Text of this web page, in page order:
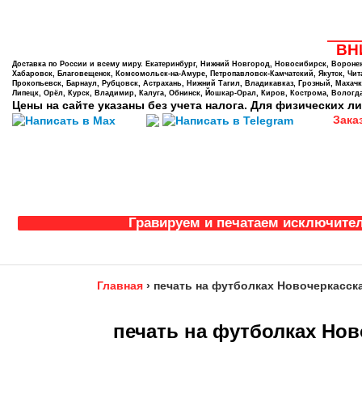
Доставка по России и всему миру. Екатеринбург, Нижний Новгород, Новосибирск,
Хабаровск, Благовещенск, Комсомольск-на-Амуре, Петропавловск-Камчатский, Якутск,
Прокопьевск, Барнаул, Рубцовск, Астрахань, Нижний Тагил, Владикавказ, Грозный,
Липецк, Орёл, Курск, Владимир, Калуга, Обнинск, Йошкар-Орал, Киров, Кострома,
Цены на сайте указаны без учета налога. Для физических
Гравируем и печатаем
Главная › печать на футболках
печать на футболках